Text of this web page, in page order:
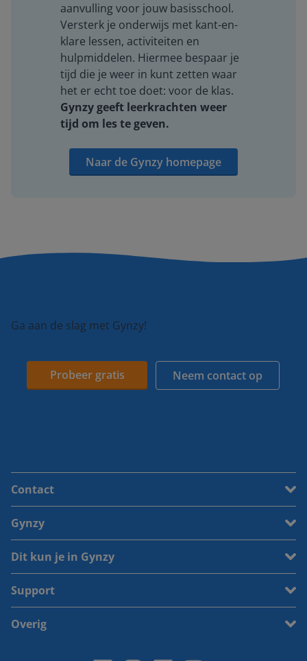
aanvulling voor jouw basisschool.
Versterk je onderwijs met kant-en-
klare lessen, activiteiten en
hulpmiddelen. Hiermee bespaar je
tijd die je weer in kunt zetten waar
het er echt toe doet: voor de klas.
Gynzy geeft leerkrachten weer
tijd om les te geven.
Naar de Gynzy homepage
Ga aan de slag met Gynzy!
Probeer gratis Neem contact op
Contact
Gynzy
Dit kun je in Gynzy
Support
Overig